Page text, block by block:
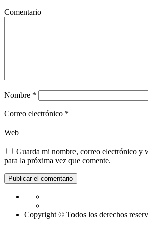
Comentario
Nombre *
Correo electrónico *
Web
Guarda mi nombre, correo electrónico y
para la próxima vez que comente.
Copyright © Todos los derechos